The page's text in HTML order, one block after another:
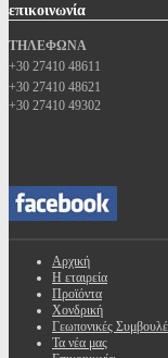
επικοινωνία
ΤΗΛΕΦΩΝΑ
+30 27410 48611
+30 27410 48621
+30 27410 49302
Αρχική
Η εταιρεία
Προϊόντα
Χονδρική
Γεωπονικές
Τα νέα μας